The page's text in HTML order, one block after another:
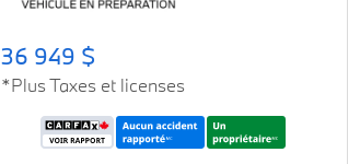
36 949 $
*Plus Taxes et licenses